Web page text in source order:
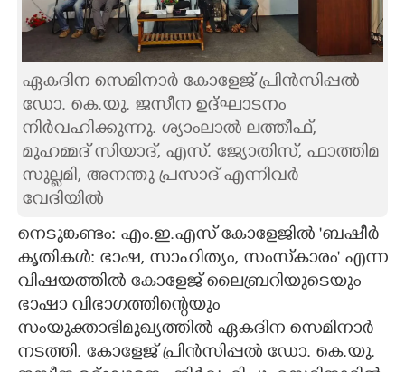
ASTRO
CARTOONS
LITERATURE
ZOOM
CONTACT US
ഏകദിന സെമിനാർ കോളേജ് പ്രിൻസിപ്പൽ
ഡോ. കെ.യു. ജസീന ഉദ്ഘാടനം
നിർവഹിക്കുന്നു. ശ്യാംലാൽ ലത്തീഫ്,
മുഹമ്മദ് സിയാദ്, എസ്. ജ്യോതിസ്, ഫാത്തിമ
സുല്ലമി, അനന്തു പ്രസാദ് എന്നിവർ
വേദിയിൽ
നെടുങ്കണ്ടം: എം.ഇ.എസ് കോളേജിൽ 'ബഷീർ
കൃതികൾ: ഭാഷ, സാഹിത്യം, സംസ്‌കാരം" എന്ന
വിഷയത്തിൽ കോളേജ് ലൈബ്രറിയുടെയും
ഭാഷാ വിഭാഗത്തിന്റെയും
സംയുക്താഭിമുഖ്യത്തിൽ ഏകദിന സെമിനാർ
നടത്തി. കോളേജ് പ്രിൻസിപ്പൽ ഡോ. കെ.യു.